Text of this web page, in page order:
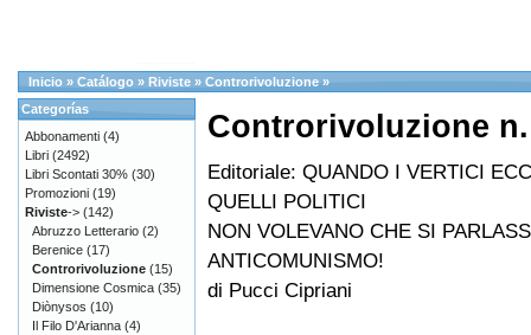
Inicio » Catálogo » Riviste » Controrivoluzione »
Controrivoluzione n.
Editoriale: QUANDO I VERTICI
QUELLI POLITICI
NON VOLEVANO CHE SI
ANTICOMUNISMO!
di Pucci Cipriani
Categorías
Abbonamenti (4)
Libri (2492)
Libri Scontati 30% (30)
Promozioni (19)
Riviste-> (142)
Abruzzo Letterario (2)
Berenice (17)
Controrivoluzione (15)
Dimensione Cosmica (35)
Diònysos (10)
Il Filo D'Arianna (4)